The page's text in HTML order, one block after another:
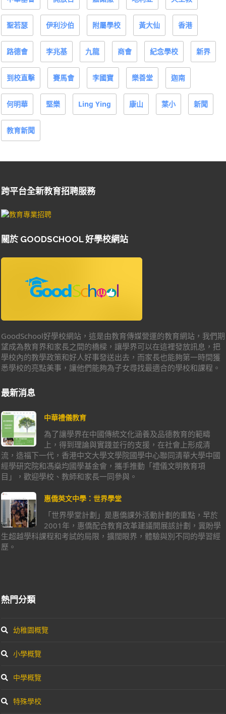
聖若瑟 伊利沙伯 附屬學校 黃大仙 香港
路德會 李兆基 九龍 商會 紀念學校 新界
到校直擊 賽馬會 李國寶 樂善堂 迦南
何明華 堅樂 Ling Ying 康山 葉小 新聞
教育新聞
跨平台全新教育招聘服務
關於 GOODSCHOOL 好學校網站
GoodSchool好學校網站，這是由教育傳媒營運的教育網站，我們期
望成為教育界和家長之間的橋樑，讓學界可以在這裡發放訊息，把
學校內的教學政策和好人好事發送出去，而家長也能夠第一時間獲
悉學校的亮點美事，讓他們能夠為子女尋找最適合的學校和課程。
最新消息
中華禮儀教育
為了讓學界在中國傳統文化涵養及品德教育的範疇
上，得到理論與實踐並行的支援，在社會上形成清
流，造福下一代，香港中文大學文學院國學中心聯同清華大學中國
經學研究院和馮燊均國學基金會，攜手推動「禮儀文明教育項
目」，歡迎學校、教師和家長一同參與。
惠僑英文中學：世界學堂
「世界學堂計劃」是惠僑課外活動計劃的重點，早於
2001年，惠僑配合教育改革建議開展該計劃，冀盼學
生超越學科課程和考試的局限，擴闊眼界，體驗與別不同的學習經
歷。
熱門分類
幼稚園概覽
小學概覽
中學概覽
特殊學校